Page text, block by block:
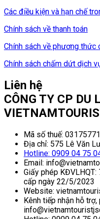
Các điều kiện và hạn chế
Chính sách về thanh toán
Chính sách về phương thức
Chính sách chấm dứt dịch
Liên hệ
CÔNG TY CP DU
Mã số thuế:
Địa chỉ: 575 Lê Văn
Hotline: 0909 04 75
Email:
Giấy phép
cấp ngày 22/5/2023
Website:
Kênh tiếp nhận hỗ